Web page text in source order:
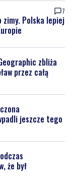
7
zimy. Polska lepiej
zbliża
przez całą
jeszcze tego
że był